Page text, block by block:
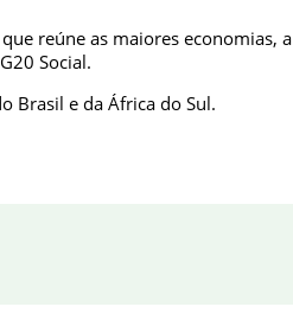
reúne as maiores economias, a
Social.
Brasil e da África do Sul.